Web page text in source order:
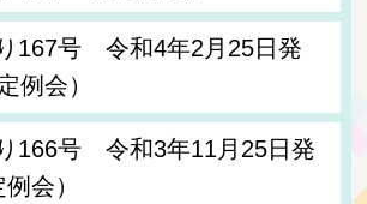
167号 令和4年2月25日発
例会）
166号 令和3年11月25日発
会）